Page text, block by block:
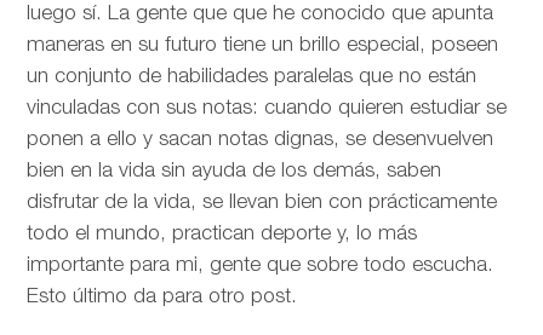
luego sí. La gente que que he conocido que apunta
maneras en su futuro tiene un brillo especial, poseen
un conjunto de habilidades paralelas que no están
vinculadas con sus notas: cuando quieren estudiar se
ponen a ello y sacan notas dignas, se desenvuelven
bien en la vida sin ayuda de los demás, saben
disfrutar de la vida, se llevan bien con prácticamente
todo el mundo, practican deporte y, lo más
importante para mi, gente que sobre todo escucha.
Esto último da para otro post.